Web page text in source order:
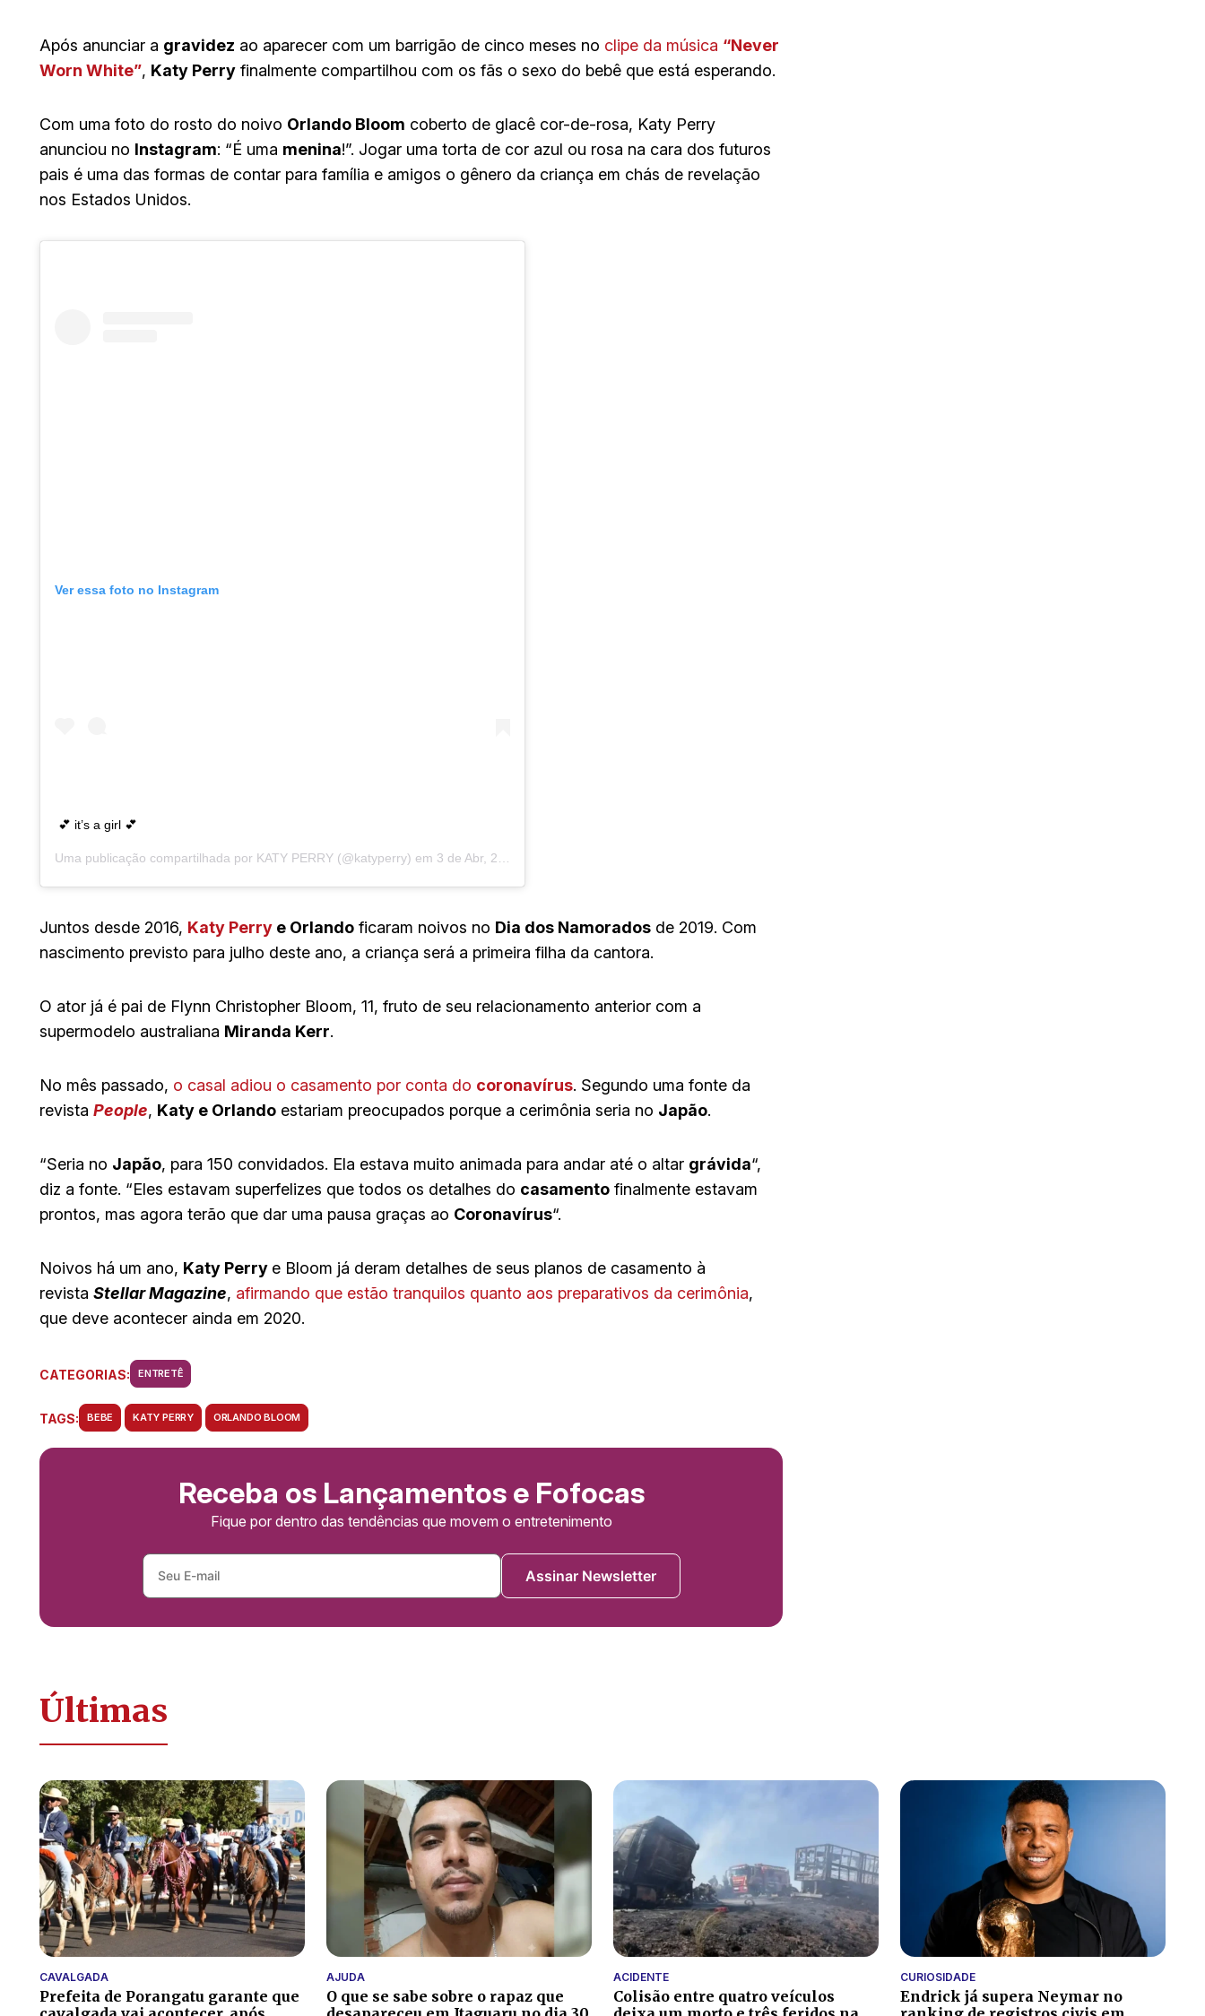
Após anunciar a gravidez ao aparecer com um barrigão de cinco meses no clipe da música “Never
Worn White”, Katy Perry finalmente compartilhou com os fãs o sexo do bebê que está esperando.
Com uma foto do rosto do noivo Orlando Bloom coberto de glacê cor-de-rosa, Katy Perry
anunciou no Instagram: “É uma menina!”. Jogar uma torta de cor azul ou rosa na cara dos futuros
pais é uma das formas de contar para família e amigos o gênero da criança em chás de revelação
nos Estados Unidos.
Ver essa foto no Instagram
💕 it’s a girl 💕
Uma publicação compartilhada por KATY PERRY (@katyperry) em 3 de Abr, 2020 às 8:32 PDT
Juntos desde 2016, Katy Perry e Orlando ficaram noivos no Dia dos Namorados de 2019. Com
nascimento previsto para julho deste ano, a criança será a primeira filha da cantora.
O ator já é pai de Flynn Christopher Bloom, 11, fruto de seu relacionamento anterior com a
supermodelo australiana Miranda Kerr.
No mês passado, o casal adiou o casamento por conta do coronavírus. Segundo uma fonte da
revista People, Katy e Orlando estariam preocupados porque a cerimônia seria no Japão.
“Seria no Japão, para 150 convidados. Ela estava muito animada para andar até o altar grávida“,
diz a fonte. “Eles estavam superfelizes que todos os detalhes do casamento finalmente estavam
prontos, mas agora terão que dar uma pausa graças ao Coronavírus“.
Noivos há um ano, Katy Perry e Bloom já deram detalhes de seus planos de casamento à
revista Stellar Magazine, afirmando que estão tranquilos quanto aos preparativos da cerimônia,
que deve acontecer ainda em 2020.
CATEGORIAS: ENTRETÊ
TAGS: BEBE KATY PERRY ORLANDO BLOOM
Receba os Lançamentos e Fofocas
Fique por dentro das tendências que movem o entretenimento
Assinar Newsletter
Últimas
CAVALGADA
Prefeita de Porangatu garante que
AJUDA
O que se sabe sobre o rapaz que
ACIDENTE
Colisão entre quatro veículos
CURIOSIDADE
Endrick já supera Neymar no